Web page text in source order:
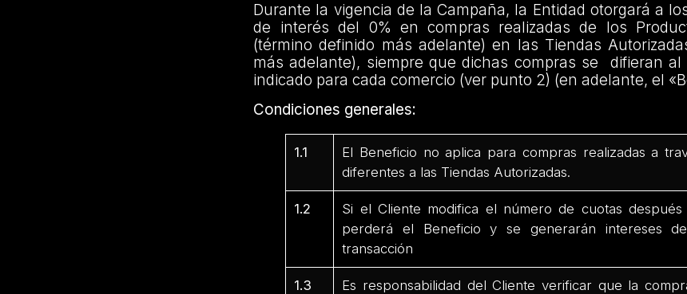
Durante la vigencia de la Campaña, la Entidad otorgará a
de interés del 0% en compras realizadas de los
(término definido más adelante) en las Tiendas
más adelante), siempre que dichas compras se difieran
indicado para cada comercio (ver punto 2) (en adelante, el
Condiciones generales:
1.1
El Beneficio no aplica para compras realizadas a
diferentes a las Tiendas Autorizadas.
1.2
Si el Cliente modifica el número de cuotas después
perderá el Beneficio y se generarán intereses
transacción
1.3
Es responsabilidad del Cliente verificar que la